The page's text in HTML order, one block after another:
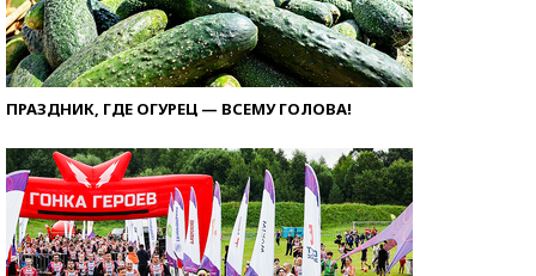
ПРАЗДНИК, ГДЕ ОГУРЕЦ — ВСЕМУ ГОЛОВА!